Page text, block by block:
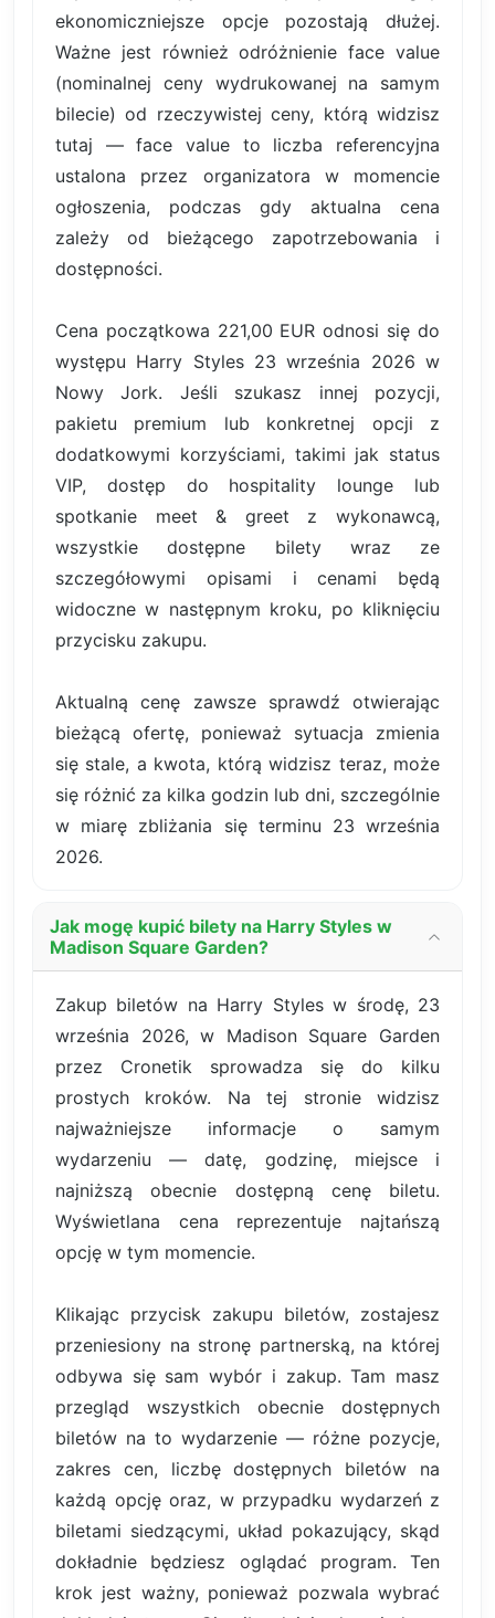
ekonomiczniejsze opcje pozostają dłużej.
Ważne jest również odróżnienie face value
(nominalnej ceny wydrukowanej na samym
bilecie) od rzeczywistej ceny, którą widzisz
tutaj — face value to liczba referencyjna
ustalona przez organizatora w momencie
ogłoszenia, podczas gdy aktualna cena
zależy od bieżącego zapotrzebowania i
dostępności.
Cena początkowa 221,00 EUR odnosi się do
występu Harry Styles 23 września 2026 w
Nowy Jork. Jeśli szukasz innej pozycji,
pakietu premium lub konkretnej opcji z
dodatkowymi korzyściami, takimi jak status
VIP, dostęp do hospitality lounge lub
spotkanie meet & greet z wykonawcą,
wszystkie dostępne bilety wraz ze
szczegółowymi opisami i cenami będą
widoczne w następnym kroku, po kliknięciu
przycisku zakupu.
Aktualną cenę zawsze sprawdź otwierając
bieżącą ofertę, ponieważ sytuacja zmienia
się stale, a kwota, którą widzisz teraz, może
się różnić za kilka godzin lub dni, szczególnie
w miarę zbliżania się terminu 23 września
2026.
Jak mogę kupić bilety na Harry Styles w
Madison Square Garden?
Zakup biletów na Harry Styles w środę, 23
września 2026, w Madison Square Garden
przez Cronetik sprowadza się do kilku
prostych kroków. Na tej stronie widzisz
najważniejsze informacje o samym
wydarzeniu — datę, godzinę, miejsce i
najniższą obecnie dostępną cenę biletu.
Wyświetlana cena reprezentuje najtańszą
opcję w tym momencie.
Klikając przycisk zakupu biletów, zostajesz
przeniesiony na stronę partnerską, na której
odbywa się sam wybór i zakup. Tam masz
przegląd wszystkich obecnie dostępnych
biletów na to wydarzenie — różne pozycje,
zakres cen, liczbę dostępnych biletów na
każdą opcję oraz, w przypadku wydarzeń z
biletami siedzącymi, układ pokazujący, skąd
dokładnie będziesz oglądać program. Ten
krok jest ważny, ponieważ pozwala wybrać